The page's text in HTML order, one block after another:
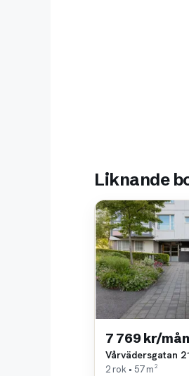
Liknande
7 769 kr/mån
Vårvädersgatan
2 rok • 57 m²